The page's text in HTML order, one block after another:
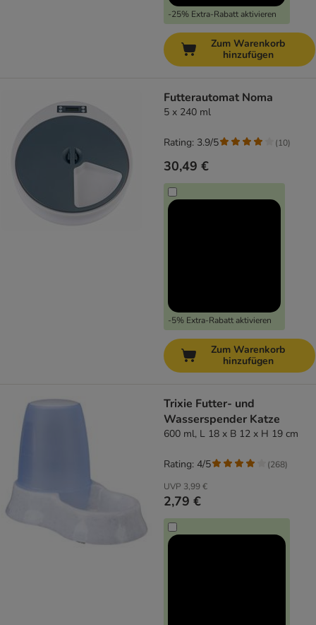
-25% Extra-Rabatt aktivieren
Zum Warenkorb
hinzufügen
Futterautomat Noma
5 x 240 ml
30,49 €
-5% Extra-Rabatt aktivieren
Rating: 3.9/5 (10)
Zum Warenkorb
hinzufügen
Trixie Futter- und
Wasserspender Katze
600 ml, L 18 x B 12 x H 19 cm
UVP 3,99 €
2,79 €
Rating: 4/5 (268)